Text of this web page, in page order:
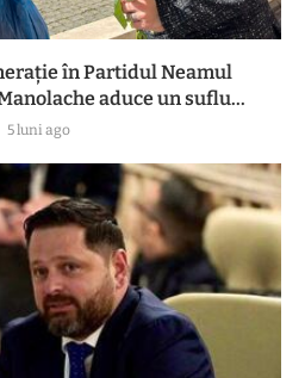
în Partidul Neamul
aduce un suflu...
5 luni ago